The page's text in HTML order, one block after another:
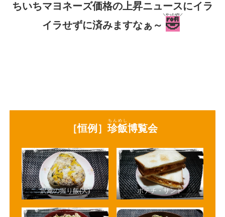
ちいちマヨネーズ価格の上昇ニュースにイラ
イラせずに済みますなぁ～ 🤣
＼やったぜ‼️／
［恒例］ 珍飯
ちんめし
博覧会
沢庵の握り飯(大) ポテチ・サンド